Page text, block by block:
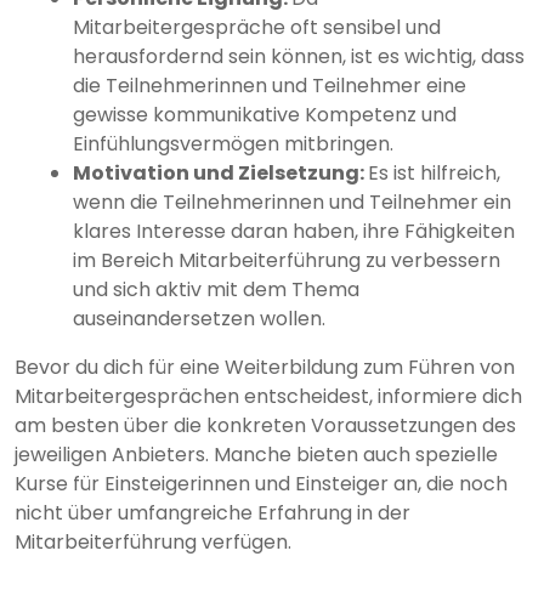
Mitarbeitergespräche oft sensibel und
herausfordernd sein können, ist es wichtig, dass
die Teilnehmerinnen und Teilnehmer eine
gewisse kommunikative Kompetenz und
Einfühlungsvermögen mitbringen.
Motivation und Zielsetzung:Es ist hilfreich,
wenn die Teilnehmerinnen und Teilnehmer ein
klares Interesse daran haben, ihre Fähigkeiten
im Bereich Mitarbeiterführung zu verbessern
und sich aktiv mit dem Thema
auseinandersetzen wollen.
Bevor du dich für eine Weiterbildung zum Führen von
Mitarbeitergesprächen entscheidest, informiere dich
am besten über die konkreten Voraussetzungen des
jeweiligen Anbieters. Manche bieten auch spezielle
Kurse für Einsteigerinnen und Einsteiger an, die noch
nicht über umfangreiche Erfahrung in der
Mitarbeiterführung verfügen.